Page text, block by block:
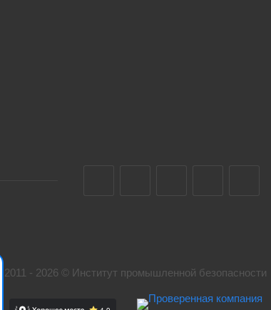
2011 - 2026 © Институт промышленной безопасности